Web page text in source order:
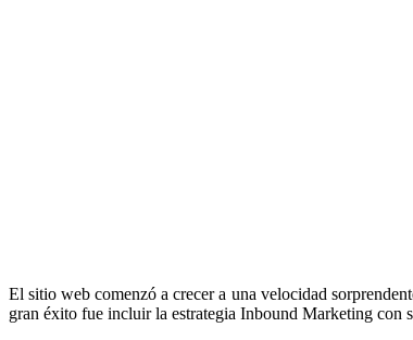
El sitio web comenzó a crecer a una velocidad
gran éxito fue incluir la estrategia Inbound Marketing con